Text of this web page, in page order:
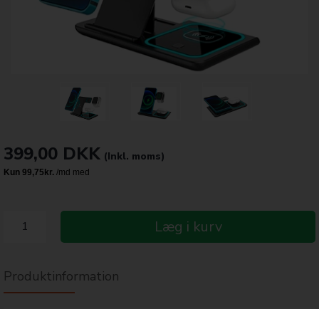
399,00 DKK (Inkl. moms)
Læg i kurv
Produktinformation